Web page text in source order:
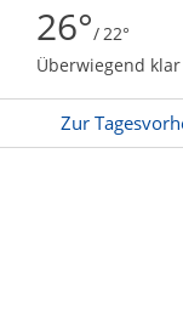
26°/ 22°
Überwiegend klar
Zur